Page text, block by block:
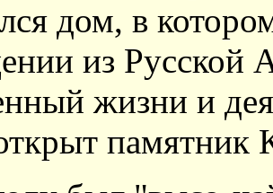
дом, в
из Русской
жизни и
памятник